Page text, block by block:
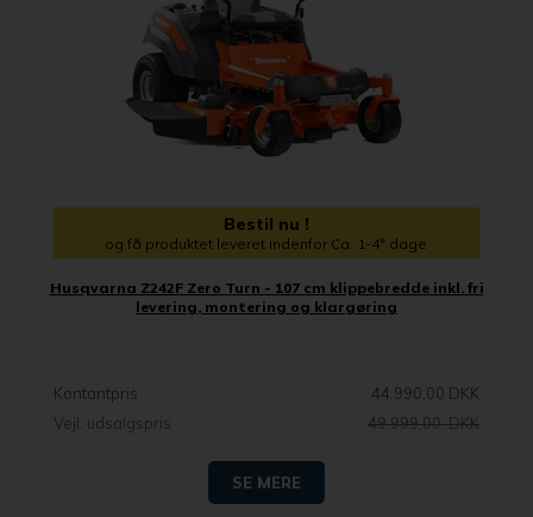
Bestil nu !
og få produktet leveret indenfor Ca. 1-4* dage
Husqvarna Z242F Zero Turn - 107 cm klippebredde inkl. fri
levering, montering og klargøring
Kontantpris
44.990,00 DKK
Vejl. udsalgspris
49.999,00 DKK
SE MERE